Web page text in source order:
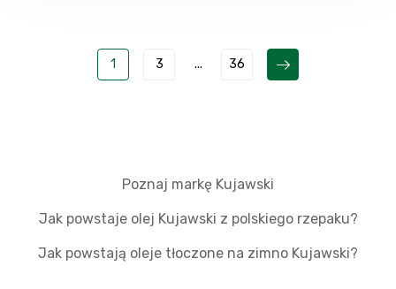
1 3 ... 36
Poznaj markę Kujawski
Jak powstaje olej Kujawski z polskiego rzepaku?
Jak powstają oleje tłoczone na zimno Kujawski?